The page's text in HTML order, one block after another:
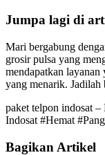
Jumpa lagi di
Mari bergabung
grosir pulsa yang
mendapatkan layanan
yang menarik. Jadilah
paket telpon indosat –
Indosat #Hemat
Bagikan Artikel